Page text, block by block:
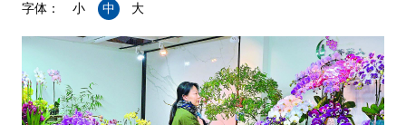
字体： 小 中 大